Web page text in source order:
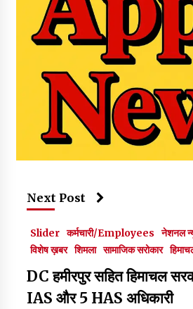
Next Post
Slider कर्मचारी/Employees नेशनल
विशेष ख़बर शिमला सामाजिक सरोकार
DC हमीरपुर सहित हिमाचल
IAS और 5 HAS अधिकारी